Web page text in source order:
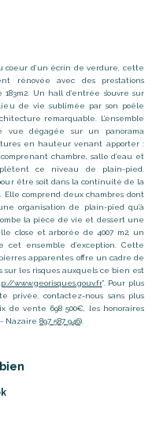
coeur d’un écrin de verdure, cette
rénovée avec des prestations
Un hall d’entrée s’ouvre sur
de vie sublimée par son poêle
remarquable. L’ensemble
vue dégagée sur un panorama
en hauteur venant apporter :
chambre, salle d’eau et
ce niveau de plain-pied.
être soit dans la continuité de la
comprend deux chambres dont
organisation de plain-pied qu’à
la pièce de vie et dessert une
close et arborée de 4007 m2, un
ensemble d’exception. Cette
apparentes offre un cadre de
les risques auxquels ce bien est
www.georisques.gouv.fr”. Pour plus
privée, contactez-nous sans plus
de vente 698 500€, les honoraires
Nazaire 897 587 946).